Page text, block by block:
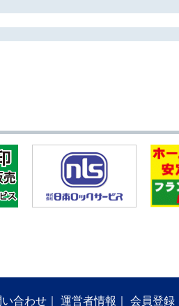
い合わせ 運営者情報 会員登録